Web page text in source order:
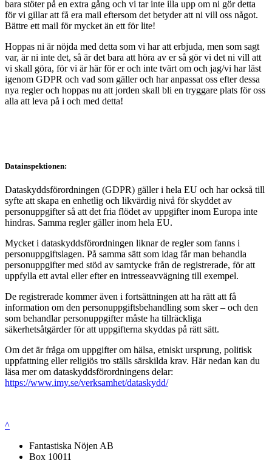
bara stöter på en extra gång och vi tar inte illa upp om ni gör detta
för vi gillar att få era mail eftersom det betyder att ni vill oss något.
Bättre ett mail för mycket än ett för lite!
Hoppas ni är nöjda med detta som vi har att erbjuda, men som sagt
var, är ni inte det, så är det bara att höra av er så gör vi det ni vill att
vi skall göra, för vi är här för er och inte tvärt om och jag/vi har läst
igenom GDPR och vad som gäller och har anpassat oss efter dessa
nya regler och hoppas nu att jorden skall bli en tryggare plats för oss
alla att leva på i och med detta!
Datainspektionen:
Dataskyddsförordningen (GDPR) gäller i hela EU och har också till
syfte att skapa en enhetlig och likvärdig nivå för skyddet av
personuppgifter så att det fria flödet av uppgifter inom Europa inte
hindras. Samma regler gäller inom hela EU.
Mycket i dataskyddsförordningen liknar de regler som fanns i
personuppgiftslagen. På samma sätt som idag får man behandla
personuppgifter med stöd av samtycke från de registrerade, för att
uppfylla ett avtal eller efter en intresseavvägning till exempel.
De registrerade kommer även i fortsättningen att ha rätt att få
information om den personuppgiftsbehandling som sker – och den
som behandlar personuppgifter måste ha tillräckliga
säkerhetsåtgärder för att uppgifterna skyddas på rätt sätt.
Om det är fråga om uppgifter om hälsa, etniskt ursprung, politisk
uppfattning eller religiös tro ställs särskilda krav. Här nedan kan du
läsa mer om dataskyddsförordningens delar:
https://www.imy.se/verksamhet/dataskydd/
^
Fantastiska Nöjen AB
Box 10011